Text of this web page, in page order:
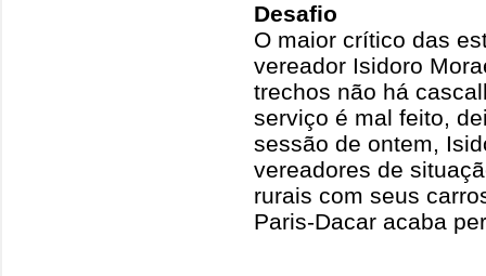
Desafio
O maior crítico das
vereador Isidoro
trechos não há
serviço é mal feito,
sessão de ontem,
vereadores de
rurais com seus
Paris-Dacar acaba